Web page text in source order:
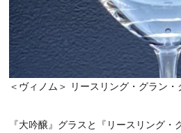
＜ヴィノム＞ リースリング・グラン
『大吟醸』グラスと『リースリング・